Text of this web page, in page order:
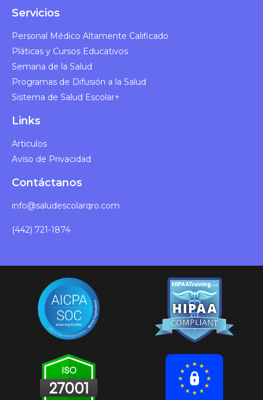
Servicios
Personal Médico Altamente Calificado​
Pláticas y Cursos Educativos​
Semana de la Salud​
Programas de Difusión a la Salud​
Sistema de Salud Escolar+
Links
Articulos
Aviso de Privacidad
Contáctanos
info@saludescolarqro.com
(442) 721-1874